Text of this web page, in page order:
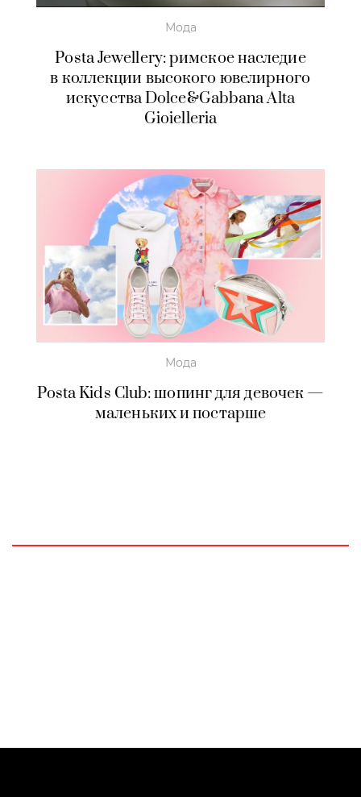
Мода
Posta Jewellery: римское наследие
в коллекции высокого ювелирного
искусства Dolce&Gabbana Alta
Gioielleria
Мода
Posta Kids Club: шопинг для девочек —
маленьких и постарше